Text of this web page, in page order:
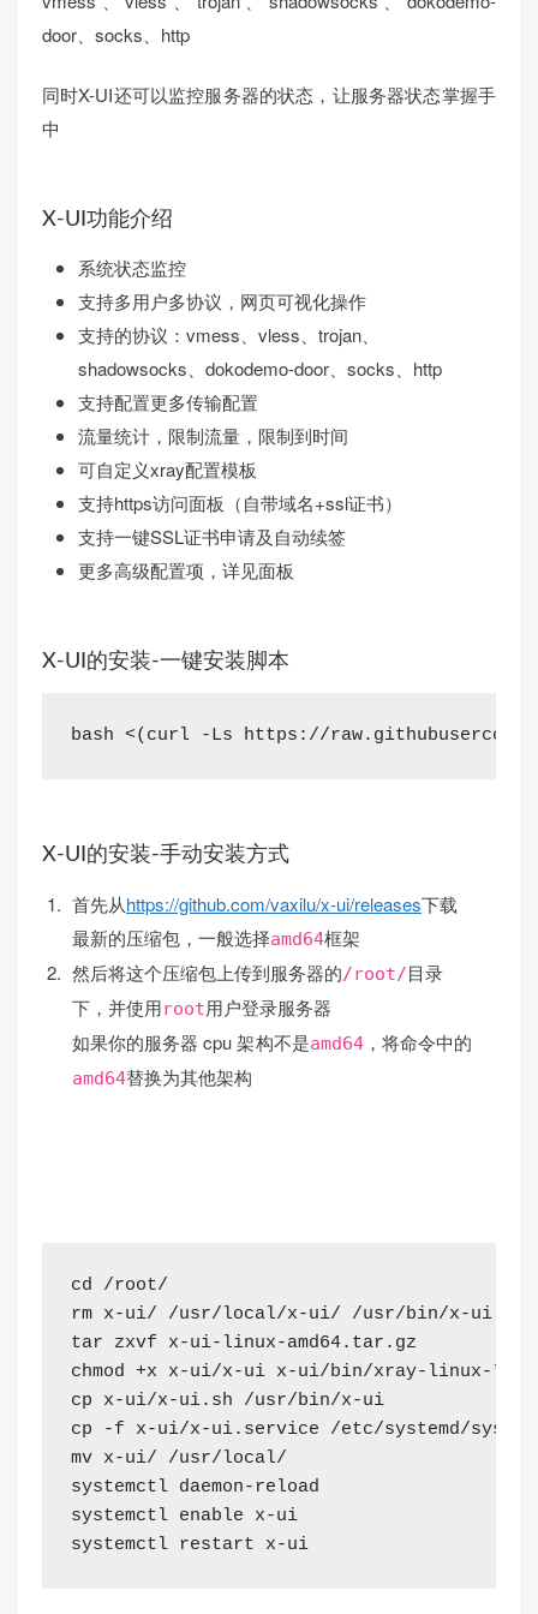
door、socks、http
同时X-UI还可以监控服务器的状态，让服务器状态掌握手
中
X-UI功能介绍
系统状态监控
支持多用户多协议，网页可视化操作
支持的协议：vmess、vless、trojan、
shadowsocks、dokodemo-door、socks、http
支持配置更多传输配置
流量统计，限制流量，限制到时间
可自定义xray配置模板
支持https访问面板（自带域名+ssl证书）
支持一键SSL证书申请及自动续签
更多高级配置项，详见面板
X-UI的安装-一键安装脚本
bash <( curl -Ls https ://
X-UI的安装-手动安装方式
首先从https://github.com/vaxilu/x-ui/releases下载
最新的压缩包，一般选择amd64框架
然后将这个压缩包上传到服务器的/root/目录
下，并使用root用户登录服务器
如果你的服务器 cpu 架构不是amd64，将命令中的
amd64替换为其他架构
cd /root/
rm x-ui/ /usr/local/x-ui/ /usr/bin/x-ui -rf
tar zxvf x-ui-linux-amd64. tar . gz
chmod +x x-ui/x-ui x-ui/bin/xray-linux-*
cp x-ui/x-ui. sh /usr/bin/x-ui
cp -f x-ui/x-ui. service /etc/systemd/
mv x-ui/ /usr/local/
systemctl daemon-reload
systemctl enable x-ui
systemctl restart x-ui